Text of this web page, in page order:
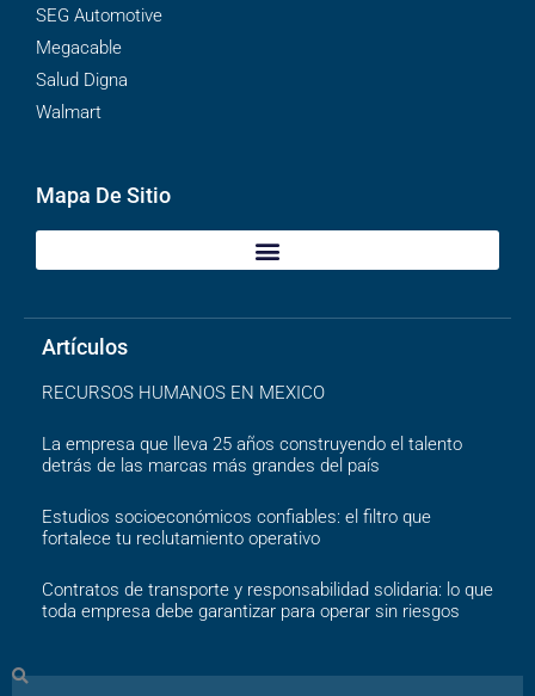
SEG Automotive
Megacable
Salud Digna
Walmart
Mapa De Sitio
Artículos
RECURSOS HUMANOS EN MEXICO
La empresa que lleva 25 años construyendo el talento
detrás de las marcas más grandes del país
Estudios socioeconómicos confiables: el filtro que
fortalece tu reclutamiento operativo
Contratos de transporte y responsabilidad solidaria: lo que
toda empresa debe garantizar para operar sin riesgos
Search